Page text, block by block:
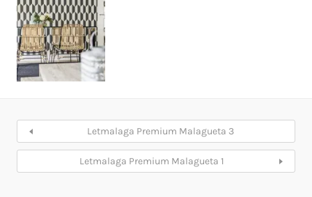
Letmalaga Premium Malagueta 3
Letmalaga Premium Malagueta 1